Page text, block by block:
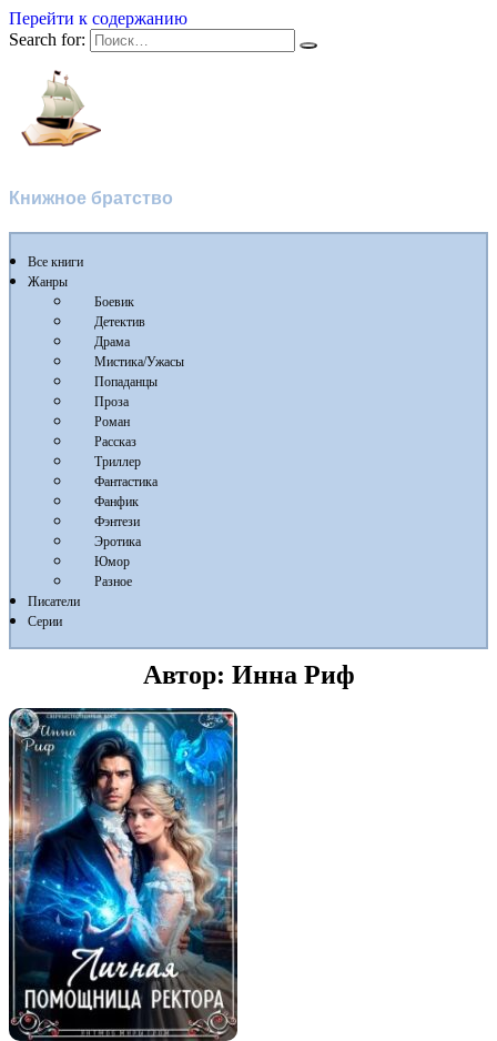
Перейти к содержанию
Search for:
Книжное братство
Все книги
Жанры
Боевик
Детектив
Драма
Мистика/Ужасы
Попаданцы
Проза
Роман
Рассказ
Триллер
Фантастика
Фанфик
Фэнтези
Эротика
Юмор
Разное
Писатели
Серии
Автор: Инна Риф